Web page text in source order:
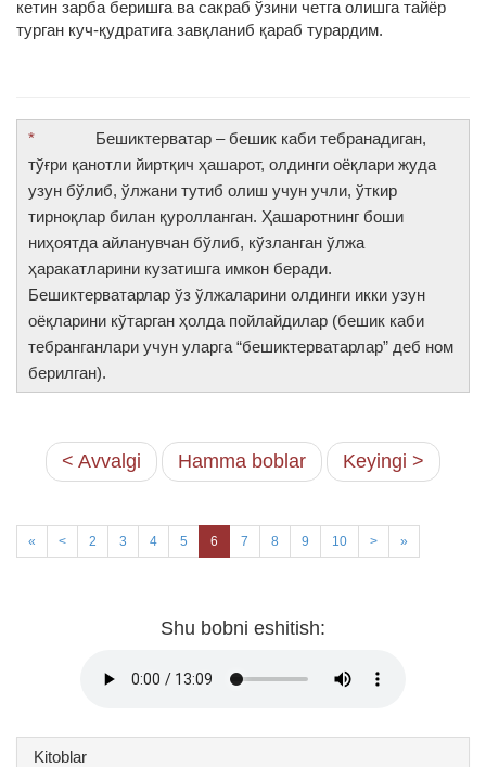
кетин зарба беришга ва сакраб ўзини четга олишга тайёр
турган куч-қудратига завқланиб қараб турардим.
* Бешиктерватар – бешик каби тебранадиган,
тўғри қанотли йиртқич ҳашарот, олдинги оёқлари жуда
узун бўлиб, ўлжани тутиб олиш учун учли, ўткир
тирноқлар билан қуролланган. Ҳашаротнинг боши
ниҳоятда айланувчан бўлиб, кўзланган ўлжа
ҳаракатларини кузатишга имкон беради.
Бешиктерватарлар ўз ўлжаларини олдинги икки узун
оёқларини кўтарган ҳолда пойлайдилар (бешик каби
тебранганлари учун уларга “бешиктерватарлар” деб ном
берилган).
< Avvalgi Hamma boblar Keyingi >
« < 2 3 4 5 6 7 8 9 10 > »
Shu bobni eshitish:
Kitoblar